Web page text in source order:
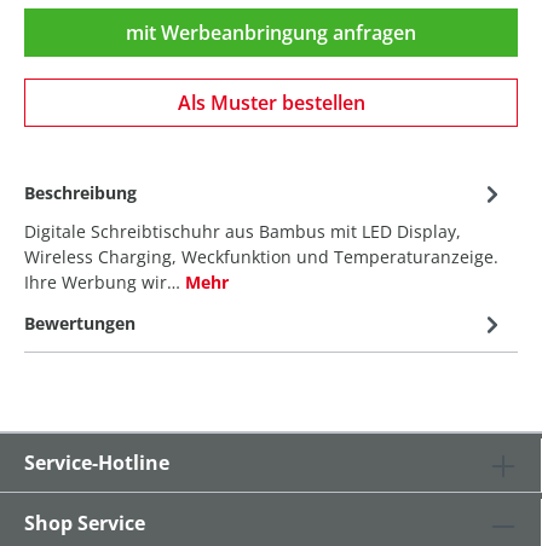
mit Werbeanbringung anfragen
Als Muster bestellen
Beschreibung
Digitale Schreibtischuhr aus Bambus mit LED Display,
Wireless Charging, Weckfunktion und Temperaturanzeige.
Ihre Werbung wir… Mehr
Bewertungen
Service-Hotline
Shop Service